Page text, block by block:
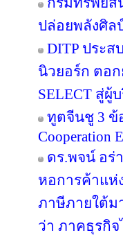
ปล่อยพลังศิล
DITP ประส
นิวยอร์ก ตอก
SELECT สู่ผู้
ทูตจีนชู 3 ข้
Cooperation
ดร.พจน์ อร่
หอการค้าแห่
ภาษีภายใต้ม
ว่า ภาคธุรกิ